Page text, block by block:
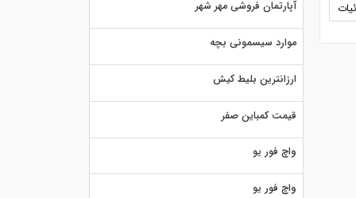
آپارتمان فروشی مهر شهر
موارد سیسمونی بچه
ارزانترین بلیط کیش
قیمت کمباین صفر
واچ فور یو
واچ فور یو